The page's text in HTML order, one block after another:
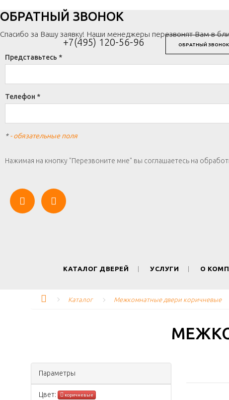
+7(495) 120-56-96 ОБРАТНЫЙ ЗВОНОК
ОБРАТНЫЙ ЗВОНОК
Спасибо за Вашу заявку! Наши менеджеры перезвонят Вам в
Представьтесь *
Телефон *
*- обязательные поля
Нажимая на кнопку "Перезвоните мне" вы соглашаетесь на
КАТАЛОГ ДВЕРЕЙ УСЛУГИ О
Каталог Межкомнатные двери коричневые
Параметры
Цвeт: коричневые